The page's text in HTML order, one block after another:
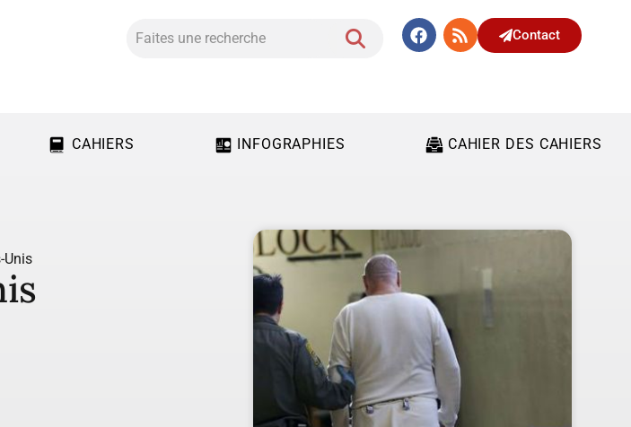
Contact
CAHIERS INFOGRAPHIES CAHIER DES CAHIERS
Unis